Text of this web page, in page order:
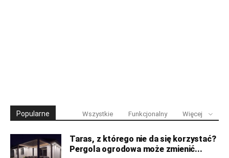
Popularne Wszystkie Funkcjonalny Więcej
Taras, z którego nie da się korzystać?
Pergola ogrodowa może zmienić...